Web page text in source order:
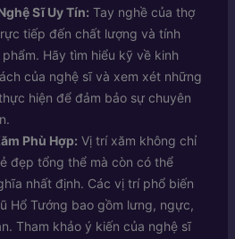
Sĩ Uy Tín: Tay nghề của thợ
tiếp đến chất lượng và tính
Hãy tìm hiểu kỹ về kinh
của nghệ sĩ và xem xét những
hiện để đảm bảo sự chuyên
Phù Hợp: Vị trí xăm không chỉ
đẹp tổng thể mà còn có thể
nhất định. Các vị trí phổ biến
Hổ Tướng bao gồm lưng, ngực,
Tham khảo ý kiến của nghệ sĩ